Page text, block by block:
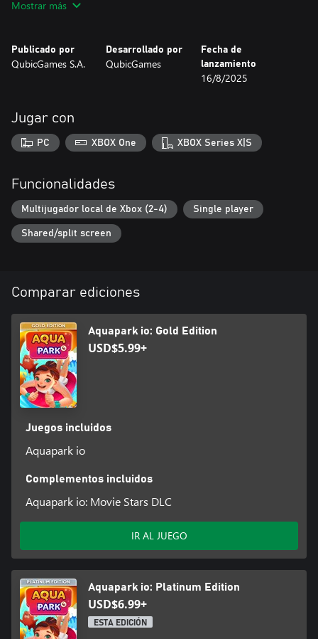
Mostrar más
Publicado por
QubicGames S.A.
Desarrollado por
QubicGames
Fecha de
lanzamiento
16/8/2025
Jugar con
PC XBOX One XBOX Series X|S
Funcionalidades
Multijugador local de Xbox (2-4) Single player
Shared/split screen
Comparar ediciones
Aquapark io: Gold Edition
USD$5.99+
Juegos incluidos
Aquapark io
Complementos incluidos
Aquapark io: Movie Stars DLC
IR AL JUEGO
Aquapark io: Platinum Edition
USD$6.99+
ESTA EDICIÓN